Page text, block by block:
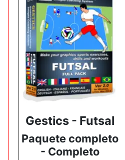
Gestics - Futsal
Paquete completo
- Completo